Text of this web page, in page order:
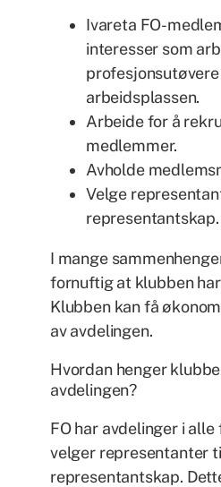
Ivareta FO-
interesser som
arbeidsplassen.
Arbeide for å
medlemmer.
Avholde
Velge
representantskap.
I mange
fornuftig at klubben
Klubben kan få
av avdelingen.
Hvordan henger
avdelingen?
FO har avdelinger i
velger representanter
representantskap.